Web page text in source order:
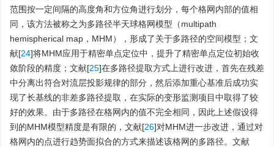
范围按一定间隔的高度角和方位角进行划分，每个格网内部的值相
同，该方法被称之为多路径半天球格网模型（multipath
hemispherical map，MHM），形成了关于多路径的空间模型；文
献[24]将MHM应用于精密单点定位中，提升了精密单点定位初始收
敛阶段的精度；文献[25]在多路径提取方式上进行改进，首先在残差
中分离出符合对流层投影规律的部分，然后添加重心基准后成功实
现了长基线的非差多路径提取，在实际的变形监测项目中取得了较
好的效果。由于多路径在格网内的值不完全相同，因此上述假设得
到的MHM模型精度是有限的，文献[26]对MHM进一步改进，通过对
格网内的点进行趋势面拟合的方式来描述该格网的多路径。文献